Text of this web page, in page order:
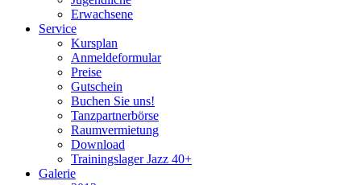
Erwachsene
Service
Kursplan
Anmeldeformular
Preise
Gutschein
Buchen Sie uns!
Tanzpartnerbörse
Raumvermietung
Download
Trainingslager Jazz 40+
Galerie